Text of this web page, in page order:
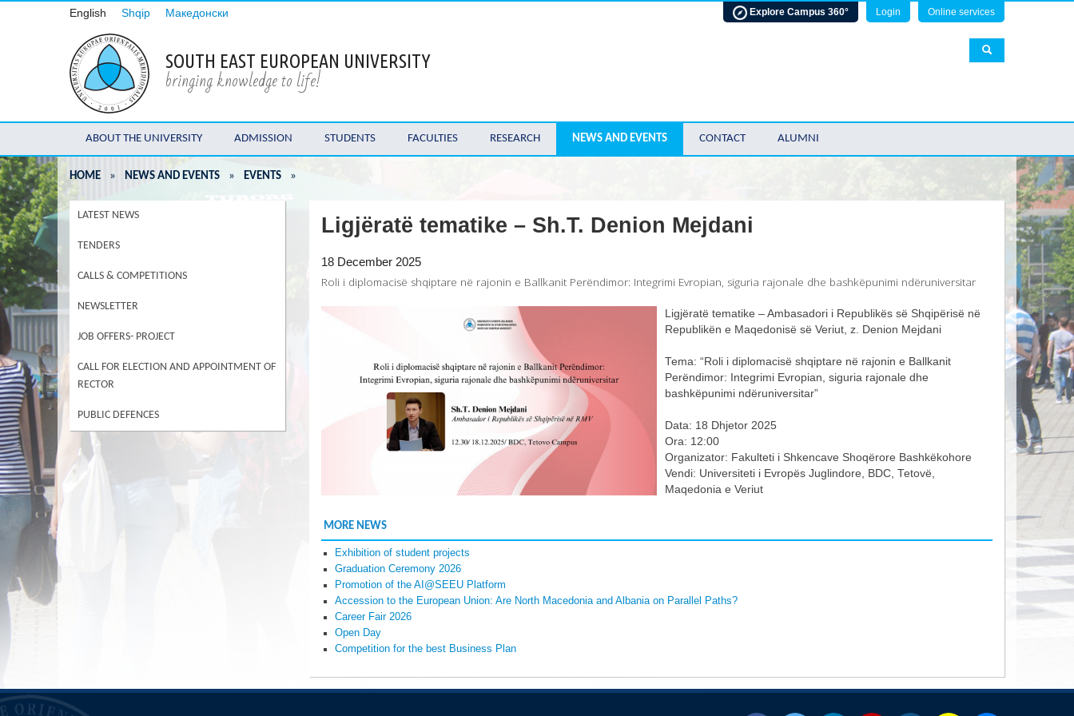
English Shqip Македонски
SOUTH EAST EUROPEAN UNIVERSITY
bringing knowledge to life!
Explore Campus 360° Login Online services
ABOUT THE UNIVERSITY ADMISSION STUDENTS FACULTIES RESEARCH NEWS AND EVENTS CONTACT ALUMNI
HOME » NEWS AND EVENTS » EVENTS »
LATEST NEWS
TENDERS
CALLS & COMPETITIONS
NEWSLETTER
JOB OFFERS- PROJECT
CALL FOR ELECTION AND APPOINTMENT OF
RECTOR
PUBLIC DEFENCES
Ligjëratë tematike – Sh.T. Denion Mejdani
18 December 2025
Roli i diplomacisë shqiptare në rajonin e Ballkanit Perëndimor: Integrimi Evropian, siguria rajonale dhe bashkëpunimi ndëruniversitar
Ligjëratë tematike – Ambasadori i Republikës së Shqipërisë në
Republikën e Maqedonisë së Veriut, z. Denion Mejdani
Tema: “Roli i diplomacisë shqiptare në rajonin e Ballkanit
Perëndimor: Integrimi Evropian, siguria rajonale dhe
bashkëpunimi ndëruniversitar”
Data: 18 Dhjetor 2025
Ora: 12:00
Organizator: Fakulteti i Shkencave Shoqërore Bashkëkohore
Vendi: Universiteti i Evropës Juglindore, BDC, Tetovë,
Maqedonia e Veriut
MORE NEWS
Exhibition of student projects
Graduation Ceremony 2026
Promotion of the AI@SEEU Platform
Accession to the European Union: Are North Macedonia and Albania on Parallel Paths?
Career Fair 2026
Open Day
Competition for the best Business Plan